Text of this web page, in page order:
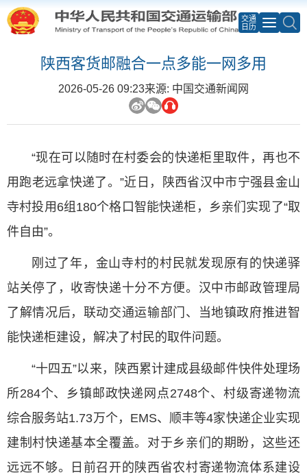
交通
日历
陕西客货邮融合一点多能一网多用
2026-05-26 09:23来源: 中国交通新闻网
“现在可以随时在村委会的快递柜里取件，再也不
用跑老远拿快递了。”近日，陕西省汉中市宁强县金山
寺村投用6组180个格口智能快递柜，乡亲们实现了“取
件自由”。
刚过了年，金山寺村的村民就发现原有的快递驿
站关停了，收寄快递十分不方便。汉中市邮政管理局
了解情况后，联动交通运输部门、当地镇政府推进智
能快递柜建设，解决了村民的取件问题。
“十四五”以来，陕西累计建成县级邮件快件处理场
所284个、乡镇邮政快递网点2748个、村级寄递物流
综合服务站1.73万个，EMS、顺丰等4家快递企业实现
建制村快递基本全覆盖。对于乡亲们的期盼，这些还
远远不够。日前召开的陕西省农村寄递物流体系建设